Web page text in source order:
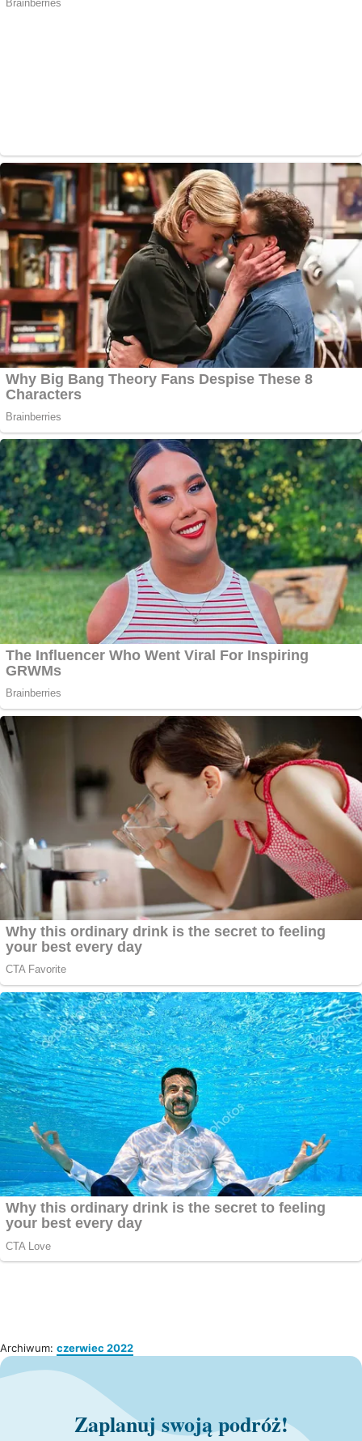
Archiwum: czerwiec 2022
Zaplanuj swoją podróż!